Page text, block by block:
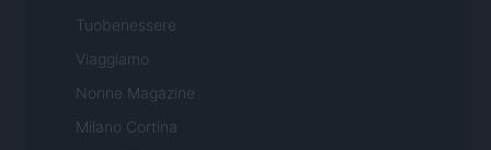
Tuobenessere
Viaggiamo
Nonne Magazine
Milano Cortina